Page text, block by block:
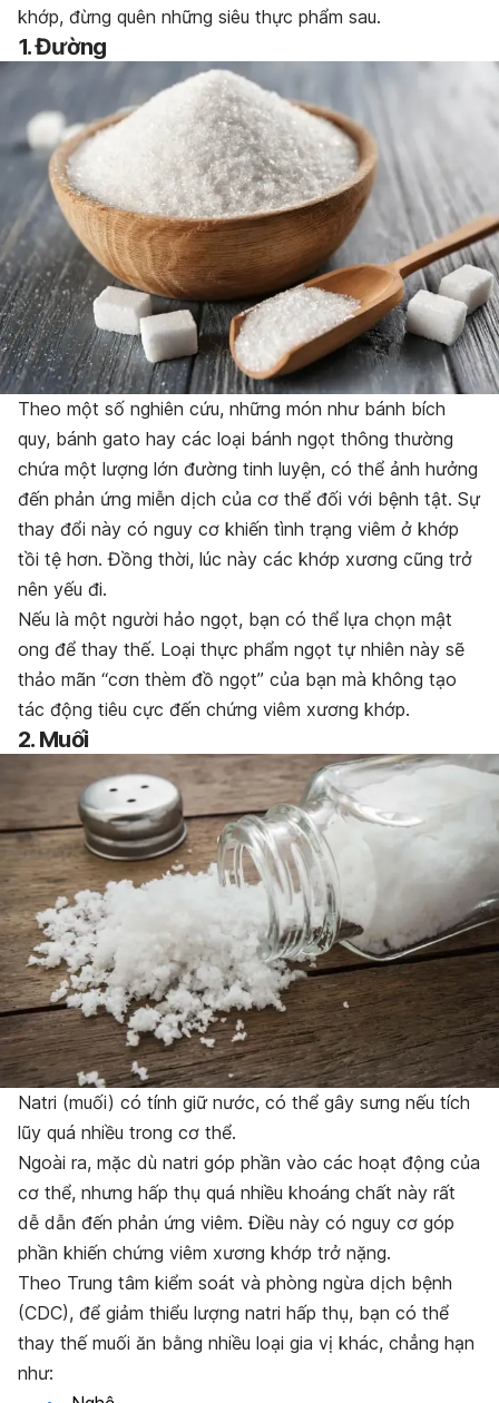
khớp, đừng quên những siêu thực phẩm sau.
1. Đường
Theo một số nghiên cứu, những món như bánh bích
quy, bánh gato hay các loại bánh ngọt thông thường
chứa một lượng lớn đường tinh luyện, có thể ảnh hưởng
đến phản ứng miễn dịch của cơ thể đối với bệnh tật. Sự
thay đổi này có nguy cơ khiến tình trạng viêm ở khớp
tồi tệ hơn. Đồng thời, lúc này các khớp xương cũng trở
nên yếu đi.
Nếu là một người hảo ngọt, bạn có thể lựa chọn mật
ong để thay thế. Loại thực phẩm ngọt tự nhiên này sẽ
thảo mãn “cơn thèm đồ ngọt” của bạn mà không tạo
tác động tiêu cực đến chứng viêm xương khớp.
2. Muối
Natri (muối) có tính giữ nước, có thể gây sưng nếu tích
lũy quá nhiều trong cơ thể.
Ngoài ra, mặc dù natri góp phần vào các hoạt động của
cơ thể, nhưng hấp thụ quá nhiều khoáng chất này rất
dễ dẫn đến phản ứng viêm. Điều này có nguy cơ góp
phần khiến chứng viêm xương khớp trở nặng.
Theo Trung tâm kiểm soát và phòng ngừa dịch bệnh
(CDC), để giảm thiểu lượng natri hấp thụ, bạn có thể
thay thế muối ăn bằng nhiều loại gia vị khác, chẳng hạn
như: